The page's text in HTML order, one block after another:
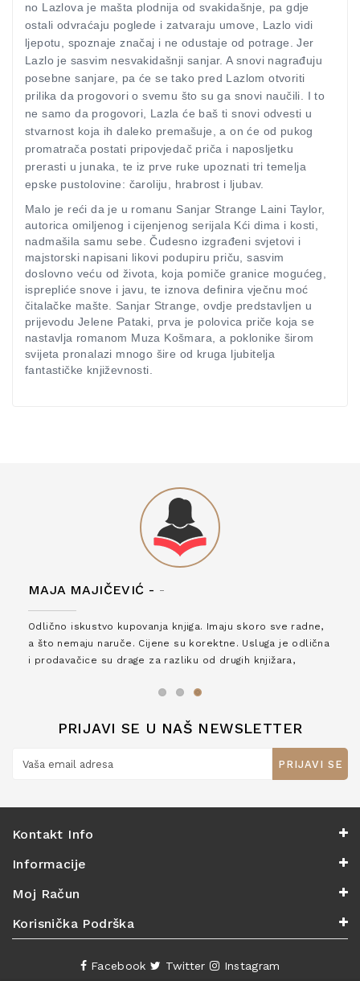
no Lazlova je mašta plodnija od svakidašnje, pa gdje
ostali odvraćaju poglede i zatvaraju umove, Lazlo vidi
ljepotu, spoznaje značaj i ne odustaje od potrage. Jer
Lazlo je sasvim nesvakidašnji sanjar. A snovi nagrađuju
posebne sanjare, pa će se tako pred Lazlom otvoriti
prilika da progovori o svemu što su ga snovi naučili. I to
ne samo da progovori, Lazla će baš ti snovi odvesti u
stvarnost koja ih daleko premašuje, a on će od pukog
promatrača postati pripovjedač priča i naposljetku
prerasti u junaka, te iz prve ruke upoznati tri temelja
epske pustolovine: čaroliju, hrabrost i ljubav.
Malo je reći da je u romanu Sanjar Strange Laini Taylor,
autorica omiljenog i cijenjenog serijala Kći dima i kosti,
nadmašila samu sebe. Čudesno izgrađeni svjetovi i
majstorski napisani likovi podupiru priču, sasvim
doslovno veću od života, koja pomiče granice mogućeg,
isprepliće snove i javu, te iznova definira vječnu moć
čitalačke mašte. Sanjar Strange, ovdje predstavljen u
prijevodu Jelene Pataki, prva je polovica priče koja se
nastavlja romanom Muza Košmara, a poklonike širom
svijeta pronalazi mnogo šire od kruga ljubitelja
fantastičke književnosti.
MAJA MAJIČEVIĆ - -
Odlično iskustvo kupovanja knjiga. Imaju skoro sve radne,
a što nemaju naruče. Cijene su korektne. Usluga je odlična
i prodavačice su drage za razliku od drugih knjižara,
PRIJAVI SE U NAŠ NEWSLETTER
PRIJAVI SE
Kontakt Info
Informacije
Moj Račun
Korisnička Podrška
Facebook Twitter Instagram